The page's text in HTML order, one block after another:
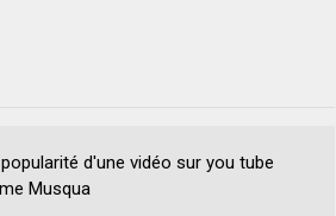
d'une vidéo sur you tube
Musqua